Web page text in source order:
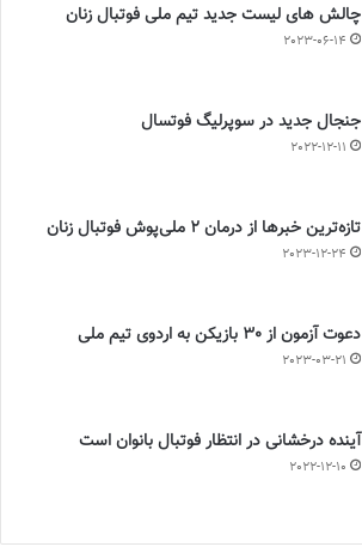
چالش هاى ليست جدید تيم ملى فوتبال زنان
2023-06-14
جنجال جدید در سوپرلیگ فوتسال
2022-12-11
تازه‌ترین خبرها از درمان ۲ ملی‌پوش فوتبال زنان
2023-12-24
دعوت آزمون از 30 بازیکن به اردوی تیم ملی
2023-03-21
آینده درخشانی در انتظار فوتبال بانوان است
2022-12-10